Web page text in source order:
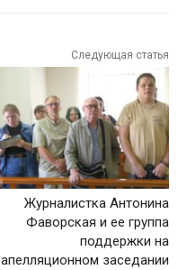
Следующая статья
Журналистка Антонина
Фаворская и ее группа
поддержки на
апелляционном заседании